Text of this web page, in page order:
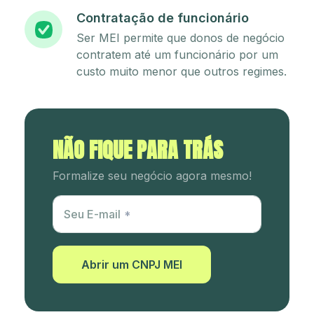
Contratação de funcionário
Ser MEI permite que donos de negócio
contratem até um funcionário por um
custo muito menor que outros regimes.
NÃO FIQUE PARA TRÁS
Formalize seu negócio agora mesmo!
Utm Content
Seu E-mail
Abrir um CNPJ MEI